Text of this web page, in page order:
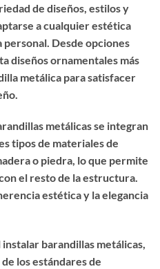
de diseños, estilos y
a cualquier estética
Desde opciones
diseños ornamentales más
metálica para satisfacer
metálicas se integran
tipos de materiales de
o piedra, lo que permite
el resto de la estructura.
estética y la elegancia
barandillas metálicas,
los estándares de